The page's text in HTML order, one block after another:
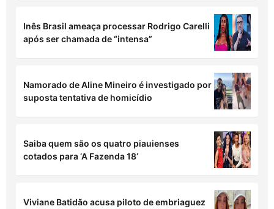
Inês Brasil ameaça processar Rodrigo Carelli
após ser chamada de “intensa”
Namorado de Aline Mineiro é investigado por
suposta tentativa de homicídio
Saiba quem são os quatro piauienses
cotados para ‘A Fazenda 18’
Viviane Batidão acusa piloto de embriaguez